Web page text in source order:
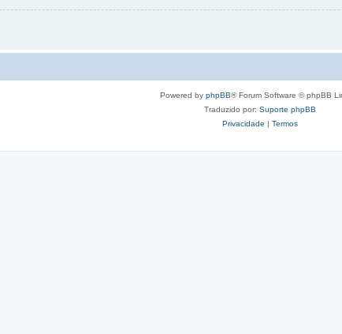
Powered by phpBB® Forum Software © phpBB
Traduzido por: Suporte phpBB
Privacidade | Termos